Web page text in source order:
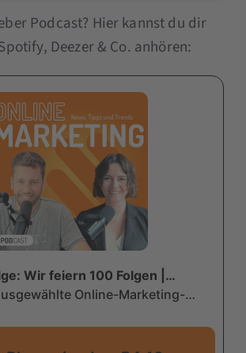
Podcast? Hier kannst du dir
Deezer & Co. anhören: